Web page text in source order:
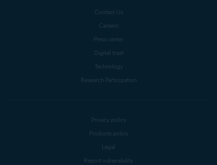
Contact Us
Careers
Press center
Digital trust
Technology
Research Participation
Privacy policy
Products policy
Legal
Report vulnerability